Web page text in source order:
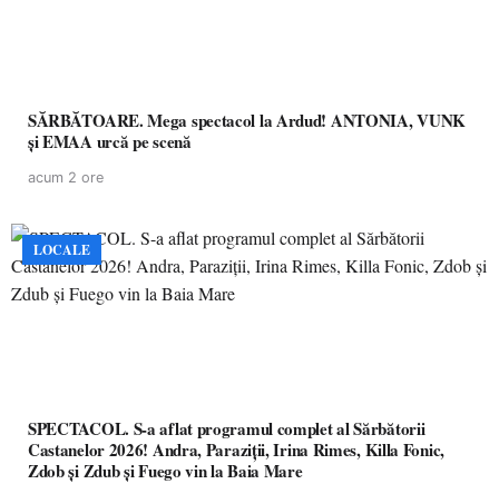
SĂRBĂTOARE. Mega spectacol la Ardud! ANTONIA, VUNK
și EMAA urcă pe scenă
acum 2 ore
LOCALE
SPECTACOL. S-a aflat programul complet al Sărbătorii
Castanelor 2026! Andra, Paraziții, Irina Rimes, Killa Fonic,
Zdob și Zdub și Fuego vin la Baia Mare